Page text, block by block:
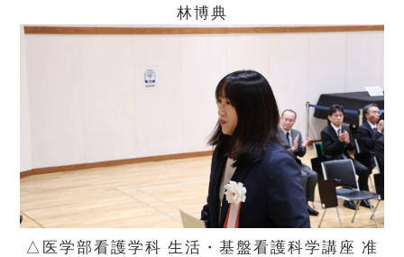
林博典
△医学部看護学科 生活・基盤看護科学講座 准